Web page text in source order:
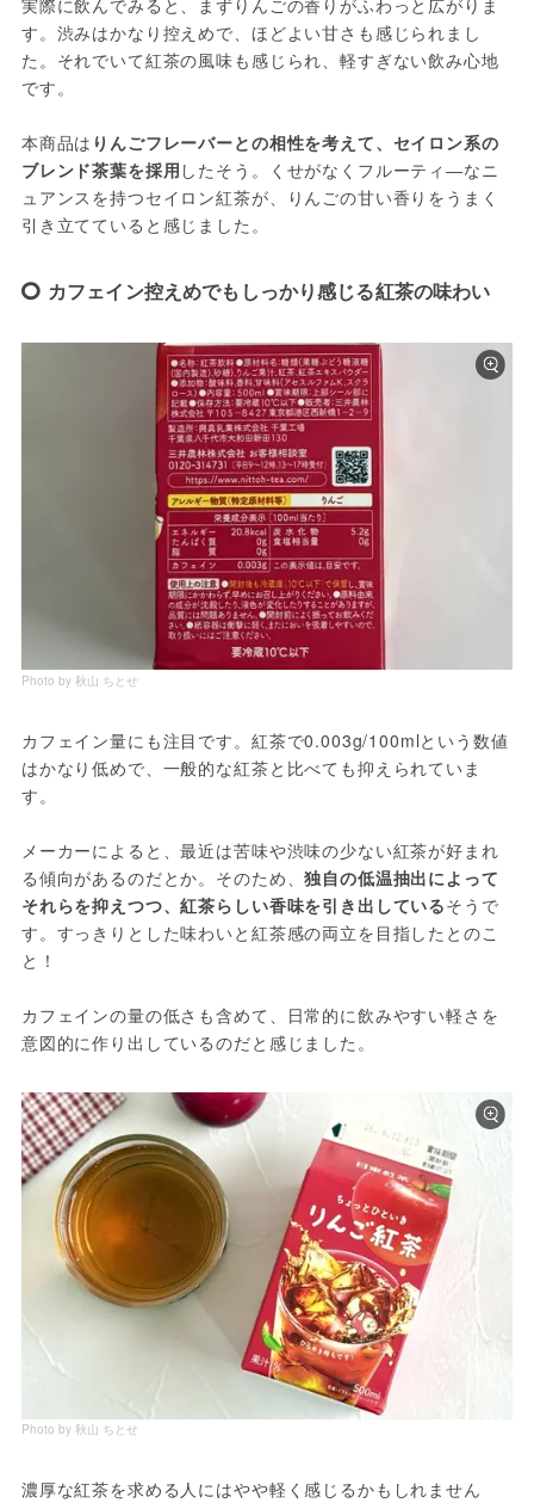
す。渋みはかなり控えめで、ほどよい甘さも感じられまし
た。それでいて紅茶の風味も感じられ、軽すぎない飲み心地
です。
本商品は りんごフレーバーとの相性を考えて、セイロン系の
ブレンド茶葉を採用 したそう。くせがなくフルーティ―なニ
ュアンスを持つセイロン紅茶が、りんごの甘い香りをうまく
引き立てていると感じました。
カフェイン控えめでもしっかり感じる紅茶の味わい
Photo by 秋山 ちとせ
カフェイン量にも注目です。紅茶で0.003g/100mlという数値
はかなり低めで、一般的な紅茶と比べても抑えられていま
す。
メーカーによると、最近は苦味や渋味の少ない紅茶が好まれ
る傾向があるのだとか。そのため、独自の低温抽出によって
それらを抑えつつ、紅茶らしい香味を引き出しているそうで
す。すっきりとした味わいと紅茶感の両立を目指したとのこ
と！
カフェインの量の低さも含めて、日常的に飲みやすい軽さを
意図的に作り出しているのだと感じました。
Photo by 秋山 ちとせ
濃厚な紅茶を求める人にはやや軽く感じるかもしれません